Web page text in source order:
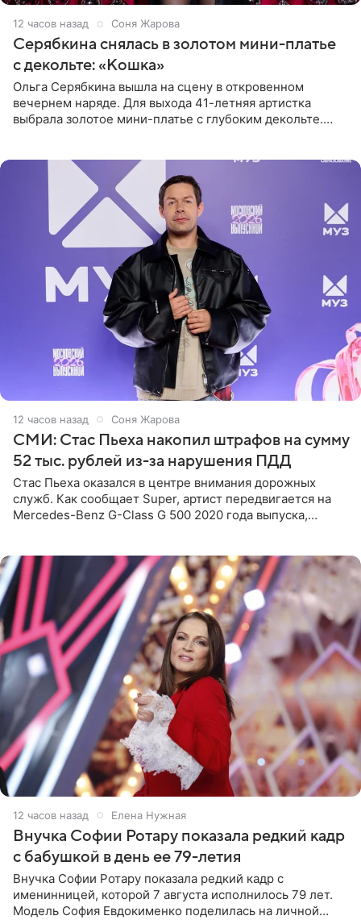
12 часов назад Соня Жарова
Серябкина снялась в золотом мини-платье
с декольте: «Кошка»
Ольга Серябкина вышла на сцену в откровенном
вечернем наряде. Для выхода 41-летняя артистка
выбрала золотое мини-платье с глубоким декольте.
12 часов назад Соня Жарова
СМИ: Стас Пьеха накопил штрафов на сумму
52 тыс. рублей из-за нарушения ПДД
Стас Пьеха оказался в центре внимания дорожных
служб. Как сообщает Super, артист передвигается на
Mercedes-Benz G-Class G 500 2020 года выпуска,
12 часов назад Елена Нужная
Внучка Софии Ротару показала редкий кадр
с бабушкой в день ее 79-летия
Внучка Софии Ротару показала редкий кадр с
именинницей, которой 7 августа исполнилось 79 лет.
Модель София Евдокименко поделилась на личной